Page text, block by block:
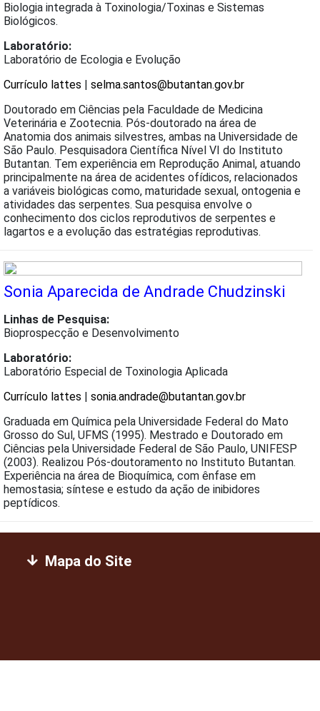
Biologia integrada à Toxinologia/Toxinas e Sistemas
Biológicos.
Laboratório:
Laboratório de Ecologia e Evolução
Currículo lattes | selma.santos@butantan.gov.br
Doutorado em Ciências pela Faculdade de Medicina
Veterinária e Zootecnia. Pós-doutorado na área de
Anatomia dos animais silvestres, ambas na Universidade de
São Paulo. Pesquisadora Científica Nível VI do Instituto
Butantan. Tem experiência em Reprodução Animal, atuando
principalmente na área de acidentes ofídicos, relacionados
a variáveis biológicas como, maturidade sexual, ontogenia e
atividades das serpentes. Sua pesquisa envolve o
conhecimento dos ciclos reprodutivos de serpentes e
lagartos e a evolução das estratégias reprodutivas.
Sonia Aparecida de Andrade Chudzinski
Linhas de Pesquisa:
Bioprospecção e Desenvolvimento
Laboratório:
Laboratório Especial de Toxinologia Aplicada
Currículo lattes | sonia.andrade@butantan.gov.br
Graduada em Química pela Universidade Federal do Mato
Grosso do Sul, UFMS (1995). Mestrado e Doutorado em
Ciências pela Universidade Federal de São Paulo, UNIFESP
(2003). Realizou Pós-doutoramento no Instituto Butantan.
Experiência na área de Bioquímica, com ênfase em
hemostasia; síntese e estudo da ação de inibidores
peptídicos.
Mapa do Site